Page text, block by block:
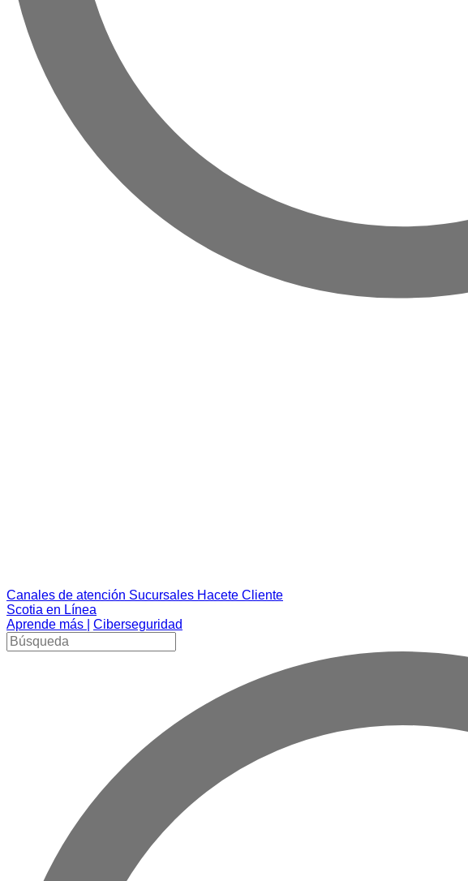
Canales de atención Sucursales Hacete Cliente
Scotia en Línea
Aprende más |
Ciberseguridad